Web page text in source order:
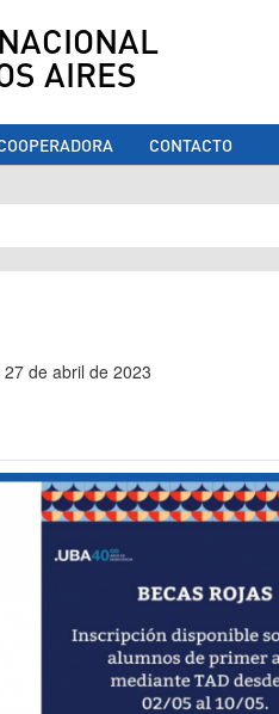
AIRES
CONTACTO
27 de abril de 2023